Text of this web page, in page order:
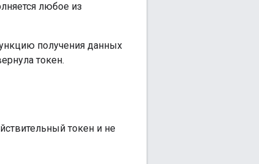
любое из
получения данных
токен.
токен и не